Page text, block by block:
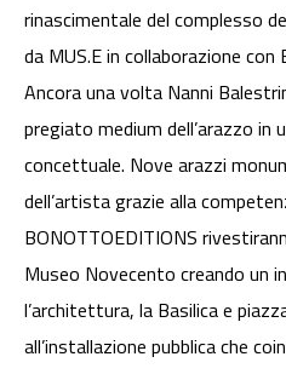
rinascimentale del complesso
da MUS.E in collaborazione con
Ancora una volta Nanni
pregiato medium dell’arazzo in
concettuale. Nove arazzi
dell’artista grazie alla
BONOTTOEDITIONS
Museo Novecento creando un
l’architettura, la Basilica e
all’installazione pubblica che